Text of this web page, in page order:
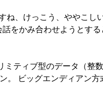
、けっこう、ややこ
をかみ合わせようとす
ティブ型のデータ（整
。 ビッグエンディアン